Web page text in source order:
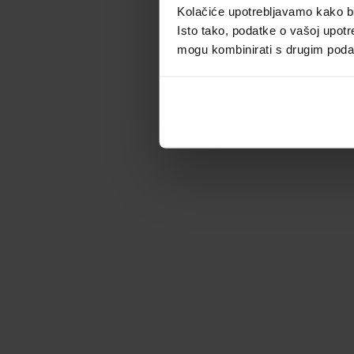
Kolačiće upotrebljavamo kako
Isto tako, podatke o vašoj
mogu kombinirati s drugim